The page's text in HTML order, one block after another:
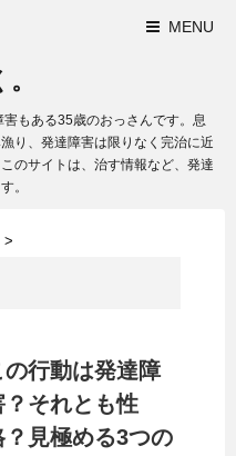
MENU
もある35歳のおっさんです。息
り、発達障害は限りなく完治に近
のサイトは、治す情報など、発達
。
>
の行動は発達障
？それとも性
？見極める3つの